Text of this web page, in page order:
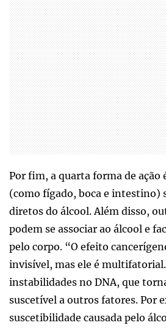
Por fim, a quarta forma de ação
(como fígado, boca e intestino)
diretos do álcool. Além disso,
podem se associar ao álcool e
pelo corpo. “O efeito
invisível, mas ele é multifatorial.
instabilidades no DNA, que
suscetível a outros fatores. Por
suscetibilidade causada pelo